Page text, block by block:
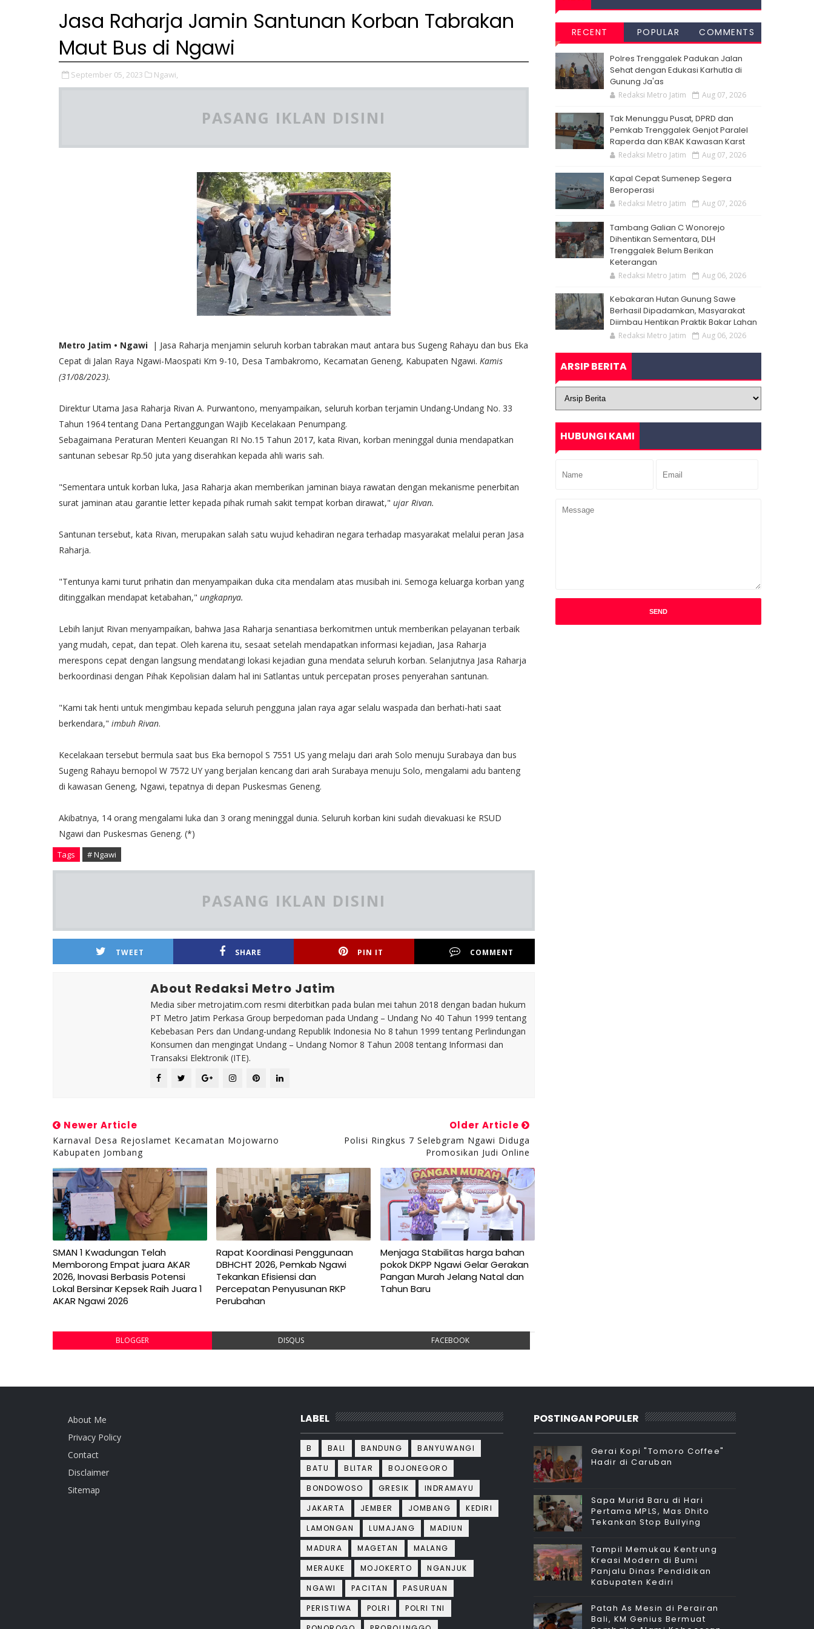
Jasa Raharja Jamin Santunan Korban Tabrakan
Maut Bus di Ngawi
September 05, 2023 Ngawi,
PASANG IKLAN DISINI
Metro Jatim • Ngawi | Jasa Raharja menjamin seluruh korban tabrakan maut antara bus Sugeng Rahayu dan bus Eka
Cepat di Jalan Raya Ngawi-Maospati Km 9-10, Desa Tambakromo, Kecamatan Geneng, Kabupaten Ngawi. Kamis
(31/08/2023).
Direktur Utama Jasa Raharja Rivan A. Purwantono, menyampaikan, seluruh korban terjamin Undang-Undang No. 33
Tahun 1964 tentang Dana Pertanggungan Wajib Kecelakaan Penumpang.
Sebagaimana Peraturan Menteri Keuangan RI No.15 Tahun 2017, kata Rivan, korban meninggal dunia mendapatkan
santunan sebesar Rp.50 juta yang diserahkan kepada ahli waris sah.
"Sementara untuk korban luka, Jasa Raharja akan memberikan jaminan biaya rawatan dengan mekanisme penerbitan
surat jaminan atau garantie letter kepada pihak rumah sakit tempat korban dirawat," ujar Rivan.
Santunan tersebut, kata Rivan, merupakan salah satu wujud kehadiran negara terhadap masyarakat melalui peran Jasa
Raharja.
"Tentunya kami turut prihatin dan menyampaikan duka cita mendalam atas musibah ini. Semoga keluarga korban yang
ditinggalkan mendapat ketabahan," ungkapnya.
Lebih lanjut Rivan menyampaikan, bahwa Jasa Raharja senantiasa berkomitmen untuk memberikan pelayanan terbaik
yang mudah, cepat, dan tepat. Oleh karena itu, sesaat setelah mendapatkan informasi kejadian, Jasa Raharja
merespons cepat dengan langsung mendatangi lokasi kejadian guna mendata seluruh korban. Selanjutnya Jasa Raharja
berkoordinasi dengan Pihak Kepolisian dalam hal ini Satlantas untuk percepatan proses penyerahan santunan.
"Kami tak henti untuk mengimbau kepada seluruh pengguna jalan raya agar selalu waspada dan berhati-hati saat
berkendara," imbuh Rivan.
Kecelakaan tersebut bermula saat bus Eka bernopol S 7551 US yang melaju dari arah Solo menuju Surabaya dan bus
Sugeng Rahayu bernopol W 7572 UY yang berjalan kencang dari arah Surabaya menuju Solo, mengalami adu banteng
di kawasan Geneng, Ngawi, tepatnya di depan Puskesmas Geneng.
Akibatnya, 14 orang mengalami luka dan 3 orang meninggal dunia. Seluruh korban kini sudah dievakuasi ke RSUD
Ngawi dan Puskesmas Geneng. (*)
Tags # Ngawi
PASANG IKLAN DISINI
TWEET SHARE PIN IT COMMENT
About Redaksi Metro Jatim
Media siber metrojatim.com resmi diterbitkan pada bulan mei tahun 2018 dengan badan hukum
PT Metro Jatim Perkasa Group berpedoman pada Undang – Undang No 40 Tahun 1999 tentang
Kebebasan Pers dan Undang-undang Republik Indonesia No 8 tahun 1999 tentang Perlindungan
Konsumen dan mengingat Undang – Undang Nomor 8 Tahun 2008 tentang Informasi dan
Transaksi Elektronik (ITE).
Newer Article
Karnaval Desa Rejoslamet Kecamatan Mojowarno
Kabupaten Jombang
Older Article
Polisi Ringkus 7 Selebgram Ngawi Diduga
Promosikan Judi Online
SMAN 1 Kwadungan Telah
Memborong Empat juara AKAR
2026, Inovasi Berbasis Potensi
Lokal Bersinar Kepsek Raih Juara 1
AKAR Ngawi 2026
Rapat Koordinasi Penggunaan
DBHCHT 2026, Pemkab Ngawi
Tekankan Efisiensi dan
Percepatan Penyusunan RKP
Perubahan
Menjaga Stabilitas harga bahan
pokok DKPP Ngawi Gelar Gerakan
Pangan Murah Jelang Natal dan
Tahun Baru
BLOGGER DISQUS FACEBOOK
RECENT POPULAR COMMENTS
Polres Trenggalek Padukan Jalan
Sehat dengan Edukasi Karhutla di
Gunung Ja'as
Redaksi Metro Jatim Aug 07, 2026
Tak Menunggu Pusat, DPRD dan
Pemkab Trenggalek Genjot Paralel
Raperda dan KBAK Kawasan Karst
Redaksi Metro Jatim Aug 07, 2026
Kapal Cepat Sumenep Segera
Beroperasi
Redaksi Metro Jatim Aug 07, 2026
Tambang Galian C Wonorejo
Dihentikan Sementara, DLH
Trenggalek Belum Berikan
Keterangan
Redaksi Metro Jatim Aug 06, 2026
Kebakaran Hutan Gunung Sawe
Berhasil Dipadamkan, Masyarakat
Diimbau Hentikan Praktik Bakar Lahan
Redaksi Metro Jatim Aug 06, 2026
ARSIP BERITA
HUBUNGI KAMI
About Me
Privacy Policy
Contact
Disclaimer
Sitemap
LABEL
B BALI BANDUNG
BANYUWANGI
BATU
BLITAR
BOJONEGORO
BONDOWOSO
GRESIK
INDRAMAYU
JAKARTA
JEMBER JOMBANG
KEDIRI
LAMONGAN
LUMAJANG
MADIUN
MADURA
MAGETAN
MALANG
MERAUKE
MOJOKERTO
NGANJUK
NGAWI
PACITAN
PASURUAN
PERISTIWA
POLRI
POLRI TNI
POSTINGAN POPULER
Gerai Kopi "Tomoro Coffee"
Hadir di Caruban
Sapa Murid Baru di Hari
Pertama MPLS, Mas Dhito
Tekankan Stop Bullying
Tampil Memukau Kentrung
Kreasi Modern di Bumi
Panjalu Dinas Pendidikan
Kabupaten Kediri
Patah As Mesin di Perairan
Bali, KM Genius Bermuat